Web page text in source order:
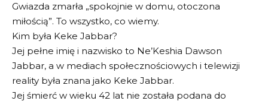
Gwiazda zmarła „spokojnie w domu, otoczona
miłością”. To wszystko, co wiemy.
Kim była Keke Jabbar?
Jej pełne imię i nazwisko to Ne’Keshia Dawson
Jabbar, a w mediach społecznościowych i telewizji
reality była znana jako Keke Jabbar.
Jej śmierć w wieku 42 lat nie została podana do